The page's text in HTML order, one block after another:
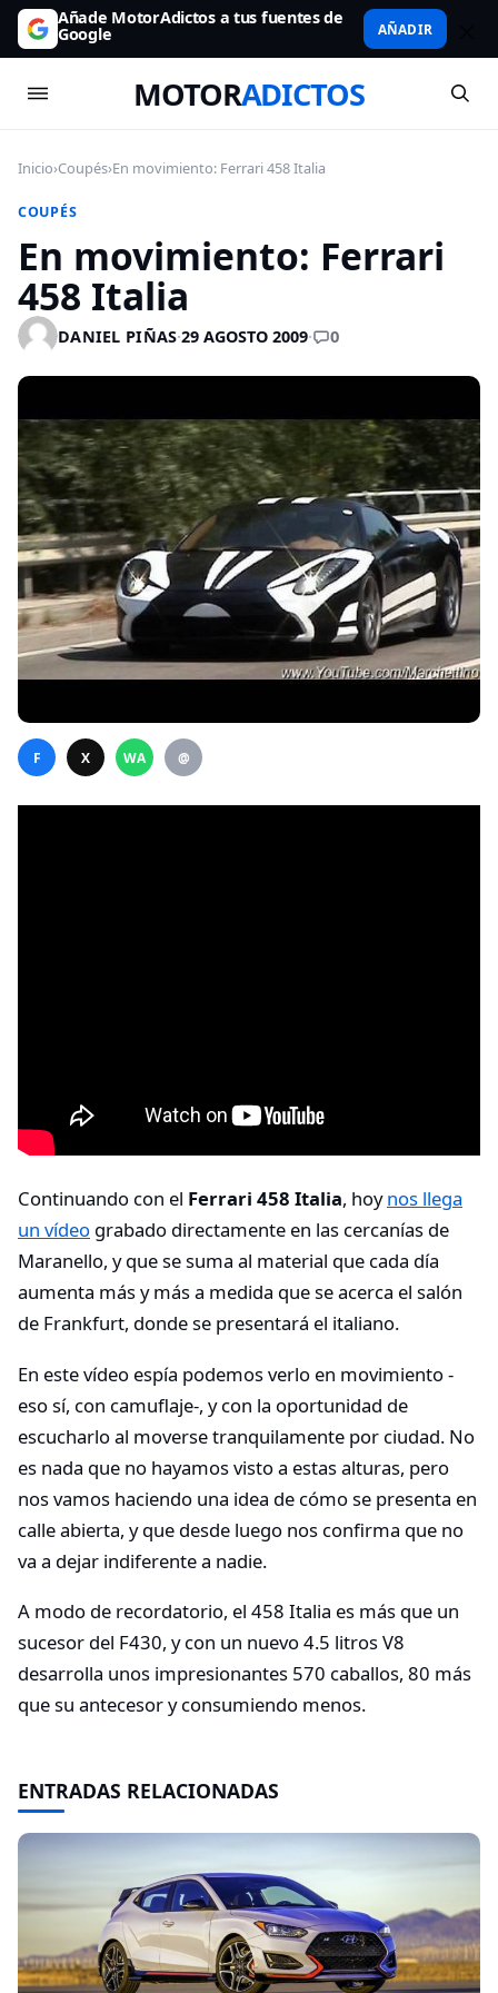
Añade MotorAdictos a tus fuentes de
Google AÑADIR
MOTORADICTOS
Inicio›Coupés›En movimiento: Ferrari 458 Italia
COUPÉS
En movimiento: Ferrari
458 Italia
DANIEL PIÑAS·29 AGOSTO 2009· 0
F X WA @
Continuando con el Ferrari 458 Italia, hoynos llega
un vídeo grabado directamente en las cercanías de
Maranello, y que se suma al material que cada día
aumenta más y más a medida que se acerca el salón
de Frankfurt, donde se presentará el italiano.
En este vídeo espía podemos verlo en movimiento -
eso sí, con camuflaje-, y con la oportunidad de
escucharlo al moverse tranquilamente por ciudad. No
es nada que no hayamos visto a estas alturas, pero
nos vamos haciendo una idea de cómo se presenta en
calle abierta, y que desde luego nos confirma que no
va a dejar indiferente a nadie.
A modo de recordatorio, el 458 Italia es más que un
sucesor del F430, y con un nuevo 4.5 litros V8
desarrolla unos impresionantes 570 caballos, 80 más
que su antecesor y consumiendo menos.
ENTRADAS RELACIONADAS